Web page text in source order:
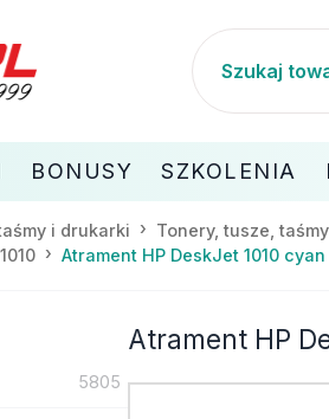
BONUSY SZKOLENIA
i drukarki Tonery, tusze,
Atrament HP DeskJet 1010
5805
Atrament HP